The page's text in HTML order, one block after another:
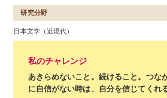
研究分野
日本文学（近現代）
私のチャレンジ
あきらめないこと。続けること。つな
に自信がない時は、自分を信じてくれ